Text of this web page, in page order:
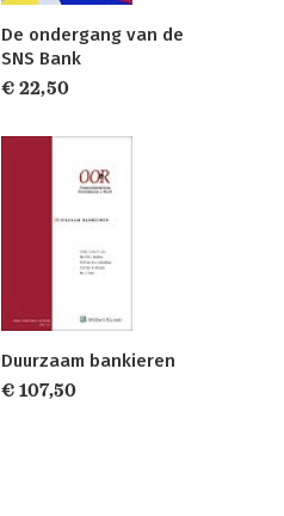
De ondergang van de
SNS Bank
€ 22,50
Duurzaam bankieren
€ 107,50